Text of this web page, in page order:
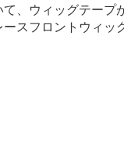
、ウィッグテープ
スフロントウィッ